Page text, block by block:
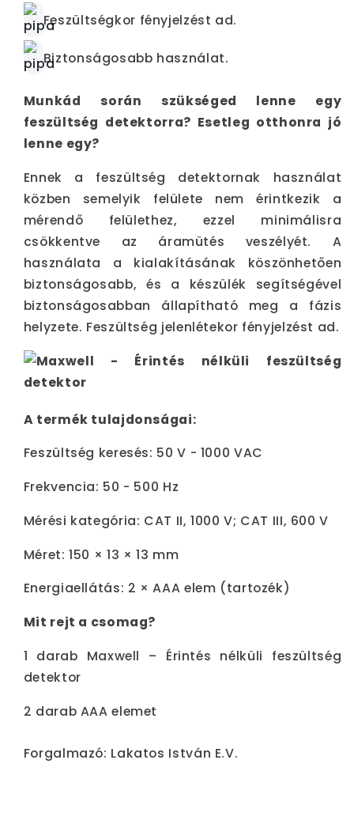
Feszültségkor fényjelzést ad.
Biztonságosabb használat.
Munkád során szükséged lenne egy
feszültség detektorra? Esetleg otthonra jó
lenne egy?
Ennek a feszültség detektornak használat
közben semelyik felülete nem érintkezik a
mérendő felülethez, ezzel minimálisra
csökkentve az áramütés veszélyét. A
használata a kialakításának köszönhetően
biztonságosabb, és a készülék segítségével
biztonságosabban állapítható meg a fázis
helyzete. Feszültség jelenlétekor fényjelzést ad.
A termék tulajdonságai:
Feszültség keresés: 50 V - 1000 VAC
Frekvencia: 50 - 500 Hz
Mérési kategória: CAT II, 1000 V; CAT III, 600 V
Méret: 150 × 13 × 13 mm
Energiaellátás: 2 × AAA elem (tartozék)
Mit rejt a csomag?
1 darab Maxwell – Érintés nélküli feszültség
detektor
2 darab AAA elemet
Forgalmazó: Lakatos István E.V.